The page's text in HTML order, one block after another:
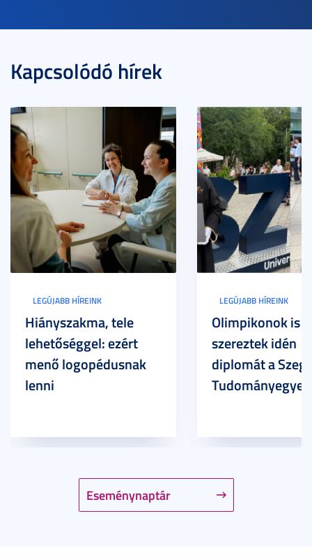
Kapcsolódó hírek
Eseménynaptár
LEGÚJABB HÍREINK
Hiányszakma, tele
lehetőséggel: ezért
menő logopédusnak
lenni
LEGÚJABB HÍREINK
Olimpikonok is
szereztek idén
diplomát a